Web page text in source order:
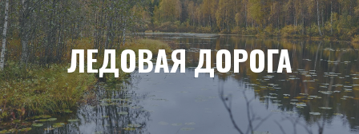
ЛЕДОВАЯ ДОРОГА